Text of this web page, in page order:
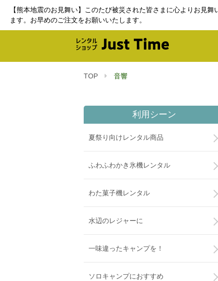
【熊本地震のお見舞い】このたび被災された皆さまに心よりお見
ます。お早めのご注文をお願いいたします。
TOP 音響
利用シーン
夏祭り向けレンタル商品
ふわふわかき氷機レンタル
わた菓子機レンタル
水辺のレジャーに
一味違ったキャンプを！
ソロキャンプにおすすめ